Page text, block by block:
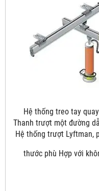
Hệ thống treo tay
Thanh
Hệ thống trượt Lyftman,
thước phù Hợp với